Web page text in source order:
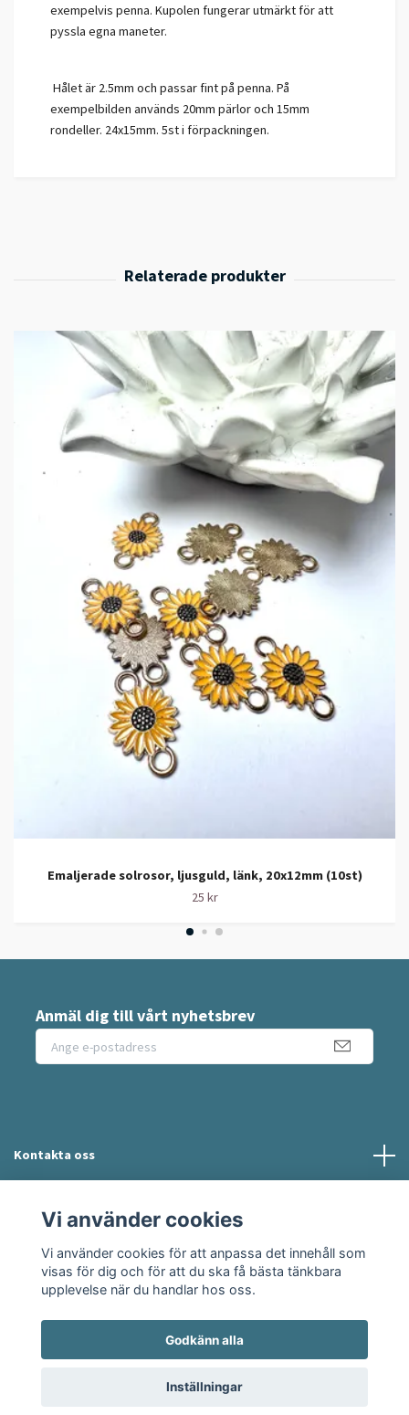
exempelvis penna. Kupolen fungerar utmärkt för att
pyssla egna maneter.
Hålet är 2.5mm och passar fint på penna. På
exempelbilden används 20mm pärlor och 15mm
rondeller. 24x15mm. 5st i förpackningen.
Emaljerade solrosor, ljusguld, länk, 20x12mm (10st)
25 kr
Anmäl dig till vårt nyhetsbrev
Kontakta oss
Sociala medier
© 2026 Moshie
Vi använder cookies
Vi använder cookies för att anpassa det innehåll som
visas för dig och för att du ska få bästa tänkbara
upplevelse när du handlar hos oss.
Godkänn alla
Inställningar